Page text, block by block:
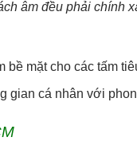
âm đều phải chính
bề mặt cho các tấm
gian cá nhân với